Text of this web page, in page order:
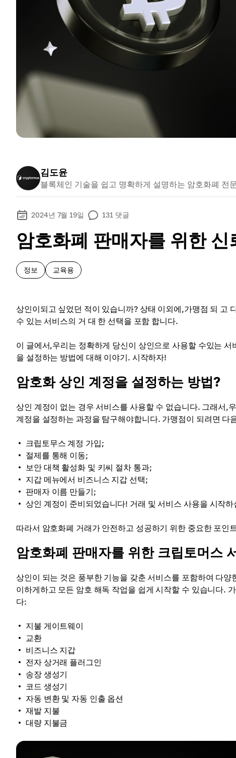
김도윤
블록체인 기술을 쉽고 명확하게 설명하는 암호화폐 전
2024년 7월 19일 131 댓글
암호화폐 판매자를 위한
정보 교육용
상인이되고 싶었던 적이 있습니까? 상태 이외에,가맹점 되 고
수 있는 서비스의 거 대 한 선택을 포함 합니다.
이 글에서,우리는 정확하게 당신이 상인으로 사용할 수있는
을 설정하는 방법에 대해 이야기. 시작하자!
암호화 상인 계정을 설정하는 방법?
상인 계정이 없는 경우 서비스를 사용할 수 없습니다. 그래서,
계정을 설정하는 과정을 탐구해야합니다. 가맹점이 되려면 다
크립토무스 계정 가입;
절제를 통해 이동;
보안 대책 활성화 및 키씨 절차 통과;
지갑 메뉴에서 비즈니스 지갑 선택;
판매자 이름 만들기;
상인 계정이 준비되었습니다! 거래 및 서비스 사용을 시작하
따라서 암호화폐 거래가 안전하고 성공하기 위한 중요한 포인
암호화폐 판매자를 위한 크립토머스
상인이 되는 것은 풍부한 기능을 갖춘 서비스를 포함하여 다
이하게하고 모든 암호 해독 작업을 쉽게 시작할 수 있습니다.
다:
지불 게이트웨이
교환
비즈니스 지갑
전자 상거래 플러그인
송장 생성기
코드 생성기
자동 변환 및 자동 인출 옵션
재발 지불
대량 지불금